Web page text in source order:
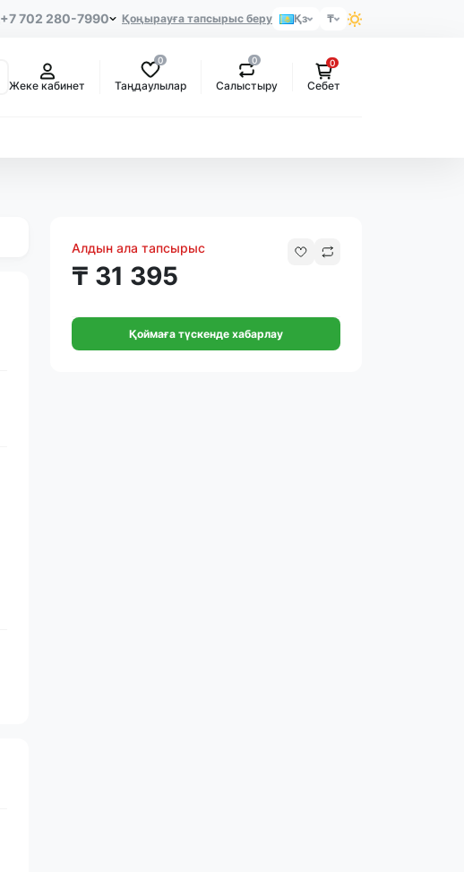
+7 702 280-7990 Қоңырауға тапсырыс беру Қз ₸
Жеке кабинет
0
Таңдаулылар
0
Салыстыру
0
Себет
Алдын ала тапсырыс
₸ 31 395
Қоймаға түскенде хабарлау